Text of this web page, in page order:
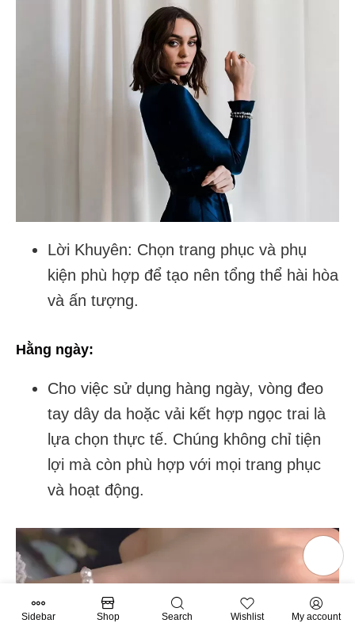
Lời Khuyên: Chọn trang phục và phụ
kiện phù hợp để tạo nên tổng thể hài hòa
và ấn tượng.
Hằng ngày:
Cho việc sử dụng hàng ngày, vòng đeo
tay dây da hoặc vải kết hợp ngọc trai là
lựa chọn thực tế. Chúng không chỉ tiện
lợi mà còn phù hợp với mọi trang phục
và hoạt động.
Sidebar Shop Search Wishlist My account